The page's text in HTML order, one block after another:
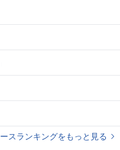
スランキングをもっと見る